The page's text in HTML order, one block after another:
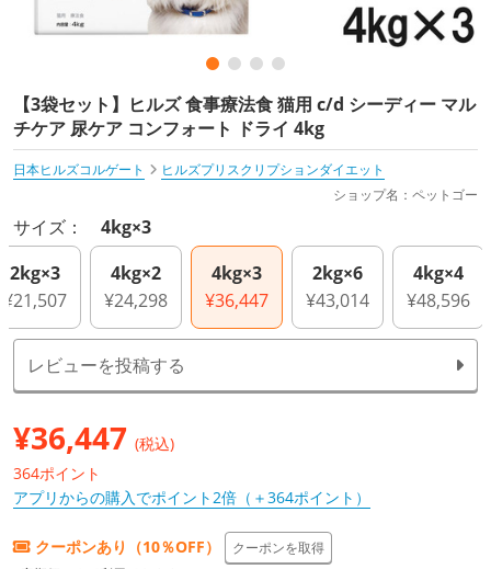
【3袋セット】ヒルズ 食事療法食 猫用 c/d シーディー マル
チケア 尿ケア コンフォート ドライ 4kg
日本ヒルズコルゲート
ヒルズプリスクリプションダイエット
ショップ名：ペットゴー
サイズ： 4kg×3
2kg×3
¥21,507
4kg×2
¥24,298
4kg×3
¥36,447
2kg×6
¥43,014
4kg×4
¥48,596
レビューを投稿する
¥36,447 (税込)
364ポイント
アプリからの購入でポイント2倍（＋364ポイント）
クーポンあり（10％OFF）
クーポンを取得